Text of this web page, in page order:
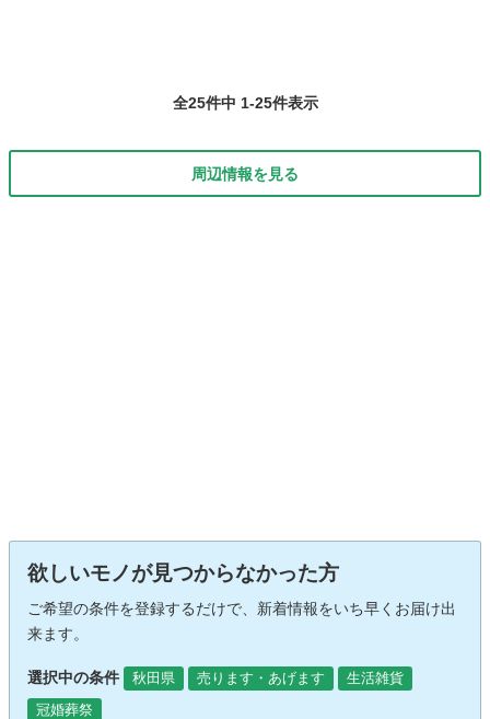
全25件中 1-25件表示
周辺情報を見る
欲しいモノが見つからなかった方
ご希望の条件を登録するだけで、新着情報をいち早くお届け出
来ます。
選択中の条件 秋田県 売ります・あげます
生活雑貨
冠婚葬祭